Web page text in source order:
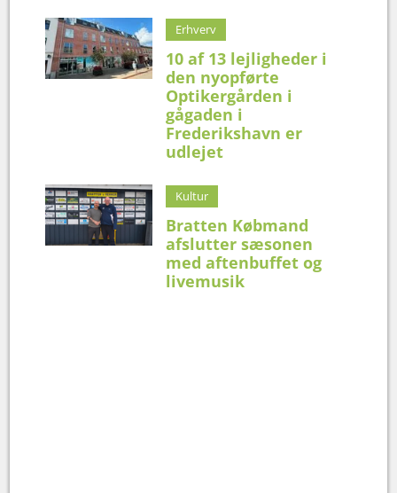
Erhverv
10 af 13 lejligheder i
den nyopførte
Optikergården i
gågaden i
Frederikshavn er
udlejet
Kultur
Bratten Købmand
afslutter sæsonen
med aftenbuffet og
livemusik